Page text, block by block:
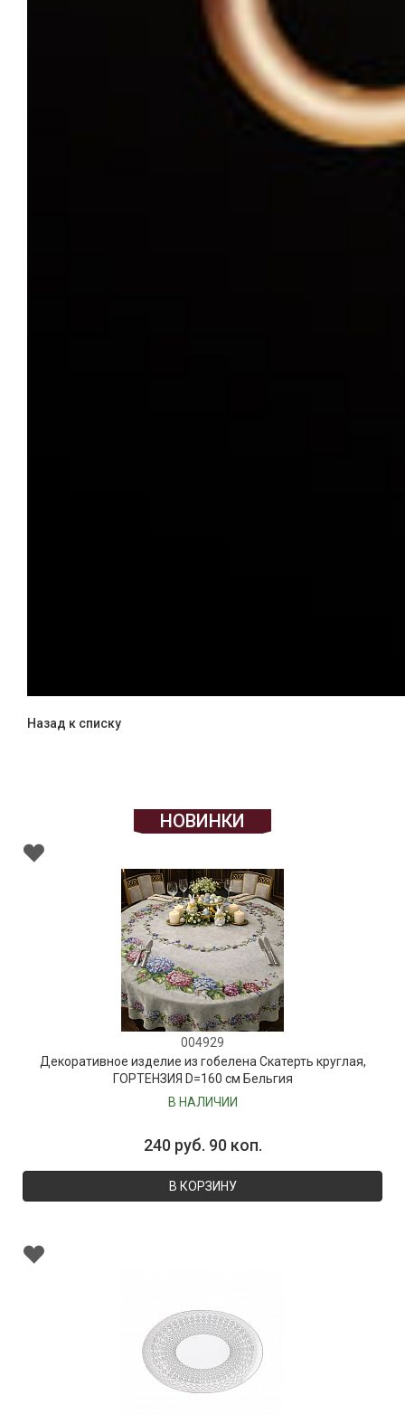
Назад к списку
НОВИНКИ
004929
Декоративное изделие из гобелена Скатерть круглая,
ГОРТЕНЗИЯ D=160 см Бельгия
В НАЛИЧИИ
240 руб. 90 коп.
В КОРЗИНУ